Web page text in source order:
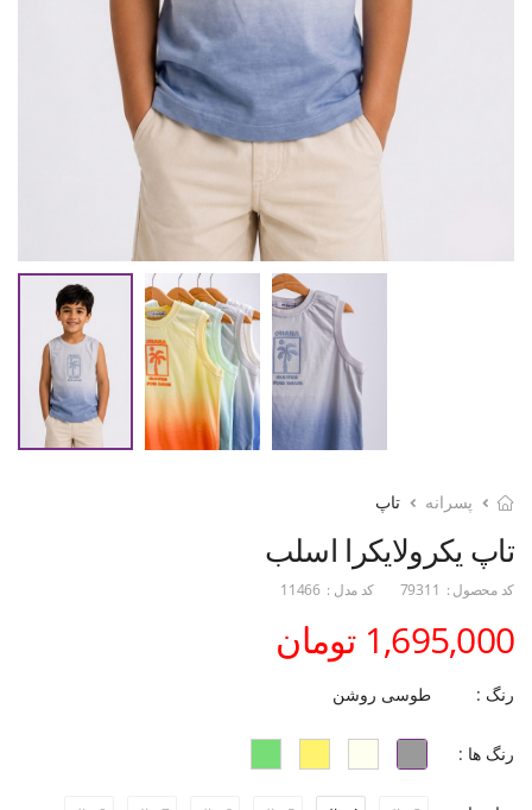
پسرانه تاپ
تاپ یکرولایکرا اسلب
کد محصول : 79311 کد مدل : 11466
1,695,000 تومان
رنگ : طوسی روشن
رنگ ها :